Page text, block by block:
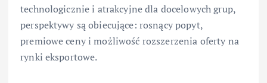
technologicznie i atrakcyjne dla docelowych grup,
perspektywy są obiecujące: rosnący popyt,
premiowe ceny i możliwość rozszerzenia oferty na
rynki eksportowe.